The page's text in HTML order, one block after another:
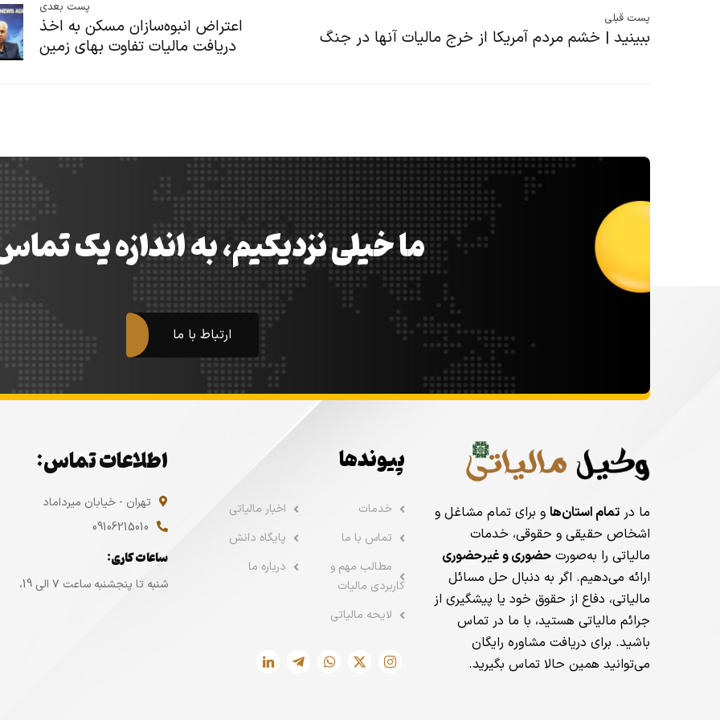
پست قبلی
ببینید | خشم مردم آمریکا از خرج مالیات آنها در جنگ
پست بعدی
اعتراض انبوه‌سازان مسکن به اخذ
دریافت مالیات تفاوت بهای زمین
ما خیلی نزدیکیم، به اندازه یک
ارتباط با ما
ما در تمام استان‌ها و برای تمام مشاغل و
اشخاص حقیقی و حقوقی، خدمات
مالیاتی را به‌صورت حضوری و غیرحضوری
ارائه می‌دهیم. اگر به دنبال حل مسائل
مالیاتی، دفاع از حقوق خود یا پیشگیری از
جرائم مالیاتی هستید، با ما در تماس
باشید. برای دریافت مشاوره رایگان
می‌توانید همین حالا تماس بگیرید.
پیوندها
خدمات
اخبار مالیاتی
تماس با ما
پایگاه دانش
مطالب مهم و
کاربردی مالیات
درباره ما
لایحه مالیاتی
اطلاعات تماس:
تهران - خیابان میرداماد
09106215010
ساعات کاری:
شنبه تا پنجشنبه ساعت ۷ الی 19،